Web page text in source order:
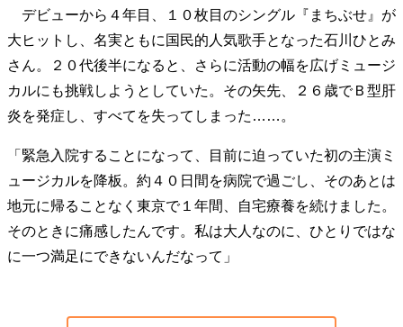
デビューから４年目、１０枚目のシングル『まちぶせ』が
大ヒットし、名実ともに国民的人気歌手となった石川ひとみ
さん。２０代後半になると、さらに活動の幅を広げミュージ
カルにも挑戦しようとしていた。その矢先、２６歳でＢ型肝
炎を発症し、すべてを失ってしまった……。
「緊急入院することになって、目前に迫っていた初の主演ミ
ュージカルを降板。約４０日間を病院で過ごし、そのあとは
地元に帰ることなく東京で１年間、自宅療養を続けました。
そのときに痛感したんです。私は大人なのに、ひとりではな
に一つ満足にできないんだなって」